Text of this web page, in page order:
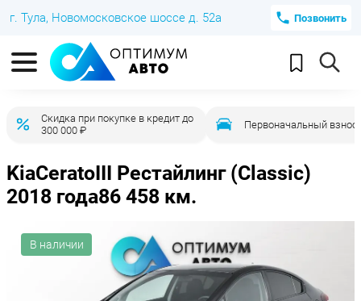
г. Тула, Новомосковское шоссе д. 52а Позвонить
Скидка при покупке в кредит до
300 000 ₽
Первоначальный взнос
KiaCeratoIII Рестайлинг (Classic)
2018 года86 458 км.
В наличии